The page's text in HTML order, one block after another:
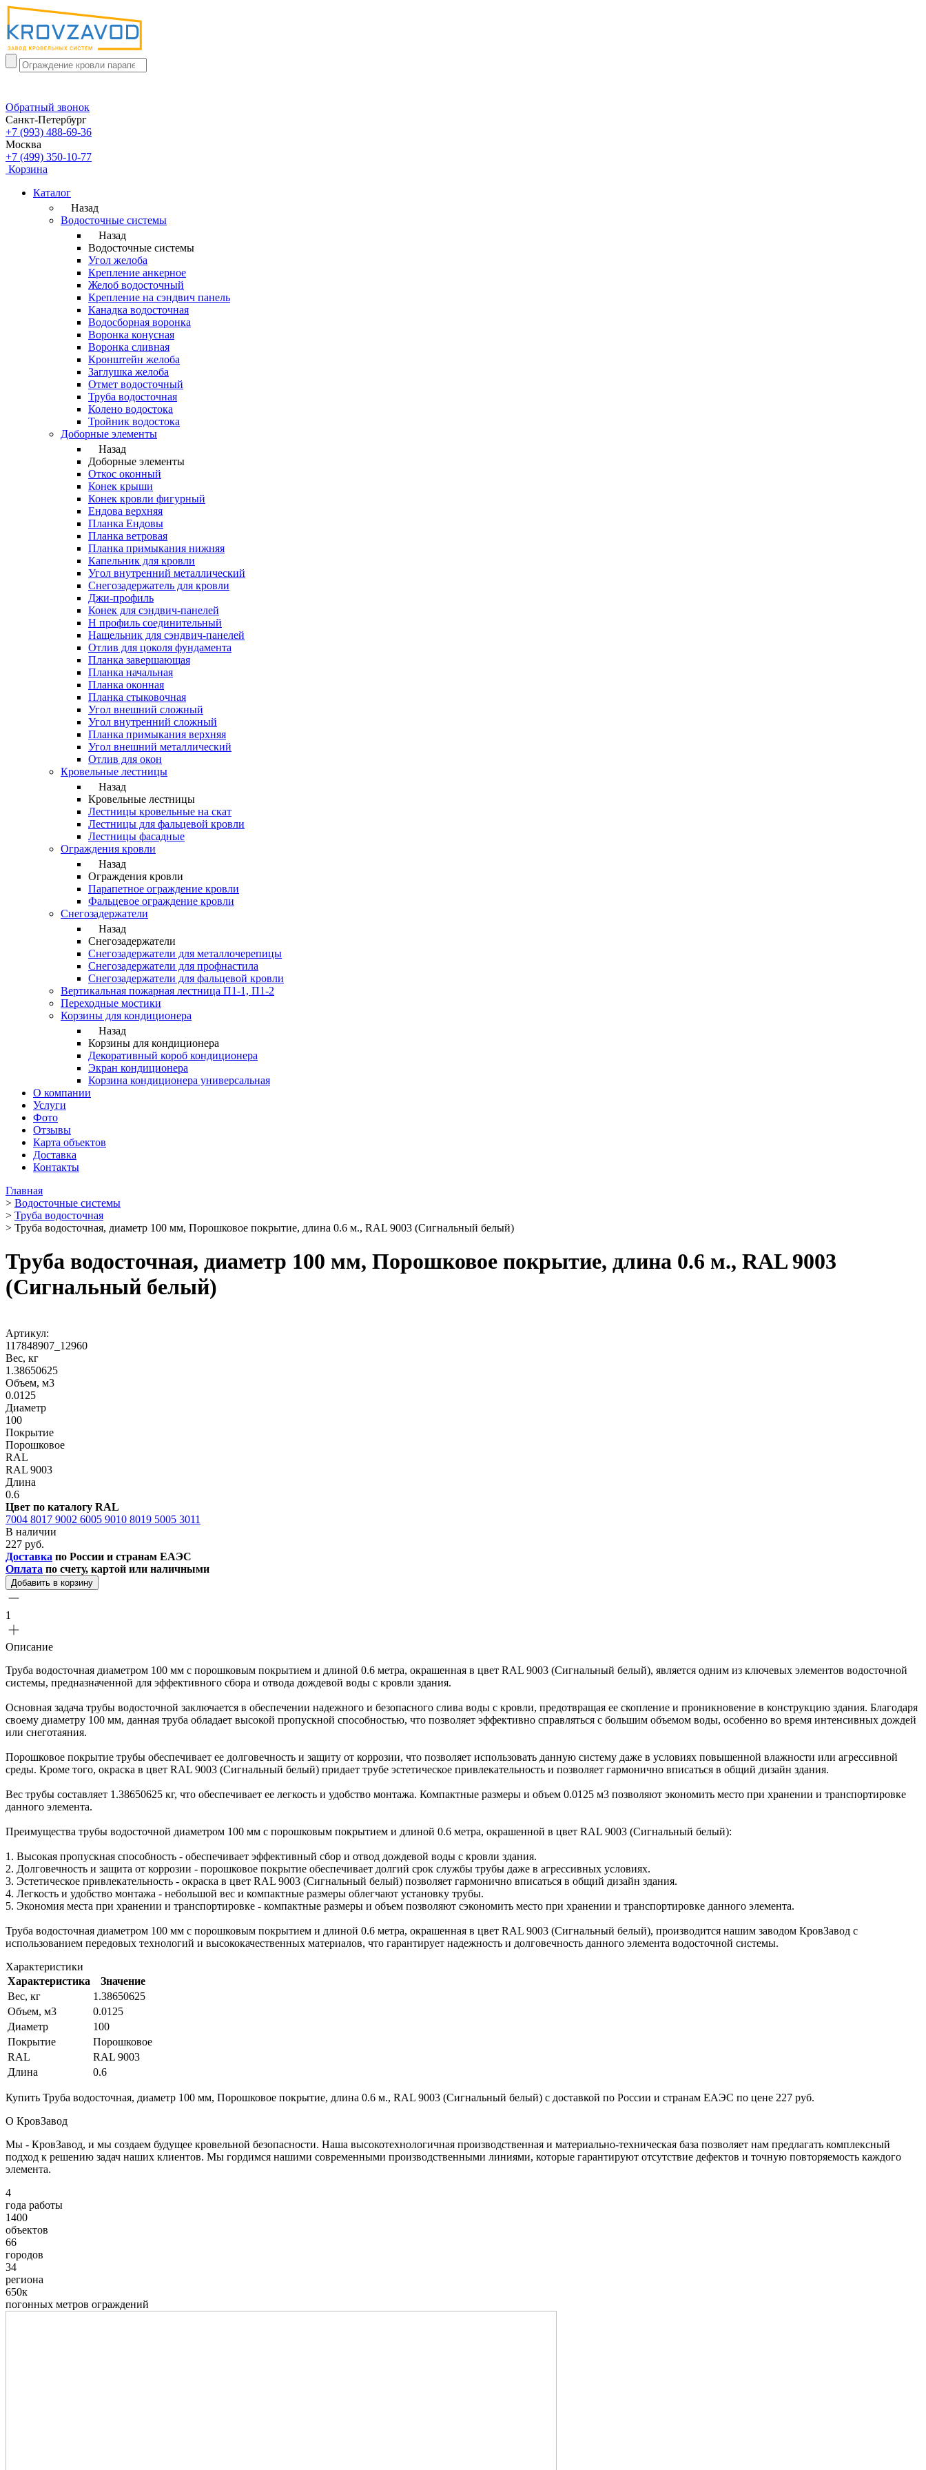
Обратный звонок
Санкт-Петербург
+7 (993) 488-69-36
Москва
+7 (499) 350-10-77
Корзина
Каталог
Назад
Водосточные системы
Назад
Водосточные системы
Угол желоба
Крепление анкерное
Желоб водосточный
Крепление на сэндвич панель
Канадка водосточная
Водосборная воронка
Воронка конусная
Воронка сливная
Кронштейн желоба
Заглушка желоба
Отмет водосточный
Труба водосточная
Колено водостока
Тройник водостока
Доборные элементы
Назад
Доборные элементы
Откос оконный
Конек крыши
Конек кровли фигурный
Ендова верхняя
Планка Ендовы
Планка ветровая
Планка примыкания нижняя
Капельник для кровли
Угол внутренний металлический
Снегозадержатель для кровли
Джи-профиль
Конек для сэндвич-панелей
Н профиль соединительный
Нащельник для сэндвич-панелей
Отлив для цоколя фундамента
Планка завершающая
Планка начальная
Планка оконная
Планка стыковочная
Угол внешний сложный
Угол внутренний сложный
Планка примыкания верхняя
Угол внешний металлический
Отлив для окон
Кровельные лестницы
Назад
Кровельные лестницы
Лестницы кровельные на скат
Лестницы для фальцевой кровли
Лестницы фасадные
Ограждения кровли
Назад
Ограждения кровли
Парапетное ограждение кровли
Фальцевое ограждение кровли
Снегозадержатели
Назад
Снегозадержатели
Снегозадержатели для металлочерепицы
Снегозадержатели для профнастила
Снегозадержатели для фальцевой кровли
Вертикальная пожарная лестница П1-1, П1-2
Переходные мостики
Корзины для кондиционера
Назад
Корзины для кондиционера
Декоративный короб кондиционера
Экран кондиционера
Корзина кондиционера универсальная
О компании
Услуги
Фото
Отзывы
Карта объектов
Доставка
Контакты
Главная
> Водосточные системы
> Труба водосточная
> Труба водосточная, диаметр 100 мм, Порошковое покрытие, длина 0.6 м., RAL 9003 (Сигнальный белый)
Труба водосточная, диаметр 100 мм, Порошковое покрытие, длина 0.6 м., RAL 9003
(Сигнальный белый)
Артикул:
117848907_12960
Вес, кг
1.38650625
Объем, м3
0.0125
Диаметр
100
Покрытие
Порошковое
RAL
RAL 9003
Длина
0.6
Цвет по каталогу RAL
7004 8017 9002 6005 9010 8019 5005 3011
В наличии
227 руб.
Доставка по России и странам ЕАЭС
Оплата по счету, картой или наличными
Добавить в корзину
1
Описание
Труба водосточная диаметром 100 мм с порошковым покрытием и длиной 0.6 метра, окрашенная в цвет RAL 9003 (Сигнальный белый), является одним из ключевых элементов водосточной
системы, предназначенной для эффективного сбора и отвода дождевой воды с кровли здания.
Основная задача трубы водосточной заключается в обеспечении надежного и безопасного слива воды с кровли, предотвращая ее скопление и проникновение в конструкцию здания. Благодаря
своему диаметру 100 мм, данная труба обладает высокой пропускной способностью, что позволяет эффективно справляться с большим объемом воды, особенно во время интенсивных дождей
или снеготаяния.
Порошковое покрытие трубы обеспечивает ее долговечность и защиту от коррозии, что позволяет использовать данную систему даже в условиях повышенной влажности или агрессивной
среды. Кроме того, окраска в цвет RAL 9003 (Сигнальный белый) придает трубе эстетическое привлекательность и позволяет гармонично вписаться в общий дизайн здания.
Вес трубы составляет 1.38650625 кг, что обеспечивает ее легкость и удобство монтажа. Компактные размеры и объем 0.0125 м3 позволяют экономить место при хранении и транспортировке
данного элемента.
Преимущества трубы водосточной диаметром 100 мм с порошковым покрытием и длиной 0.6 метра, окрашенной в цвет RAL 9003 (Сигнальный белый):
1. Высокая пропускная способность - обеспечивает эффективный сбор и отвод дождевой воды с кровли здания.
2. Долговечность и защита от коррозии - порошковое покрытие обеспечивает долгий срок службы трубы даже в агрессивных условиях.
3. Эстетическое привлекательность - окраска в цвет RAL 9003 (Сигнальный белый) позволяет гармонично вписаться в общий дизайн здания.
4. Легкость и удобство монтажа - небольшой вес и компактные размеры облегчают установку трубы.
5. Экономия места при хранении и транспортировке - компактные размеры и объем позволяют сэкономить место при хранении и транспортировке данного элемента.
Труба водосточная диаметром 100 мм с порошковым покрытием и длиной 0.6 метра, окрашенная в цвет RAL 9003 (Сигнальный белый), производится нашим заводом КровЗавод с
использованием передовых технологий и высококачественных материалов, что гарантирует надежность и долговечность данного элемента водосточной системы.
Характеристики
Характеристика
Значение
Вес, кг
1.38650625
Объем, м3
0.0125
Диаметр
100
Покрытие
Порошковое
RAL
RAL 9003
Длина
0.6
Купить Труба водосточная, диаметр 100 мм, Порошковое покрытие, длина 0.6 м., RAL 9003 (Сигнальный белый) с доставкой по России и странам ЕАЭС по цене 227 руб.
О КровЗавод
Мы - КровЗавод, и мы создаем будущее кровельной безопасности. Наша высокотехнологичная производственная и материально-техническая база позволяет нам предлагать комплексный
подход к решению задач наших клиентов. Мы гордимся нашими современными производственными линиями, которые гарантируют отсутствие дефектов и точную повторяемость каждого
элемента.
4
года работы
1400
объектов
66
городов
34
региона
650к
погонных метров ограждений